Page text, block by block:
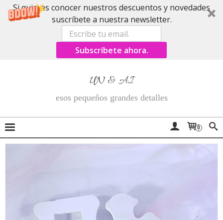
Si quieres conocer nuestros descuentos y novedades
suscríbete a nuestra newsletter.
Subscríbete ahora.
UN & AI
esos pequeños grandes detalles
0